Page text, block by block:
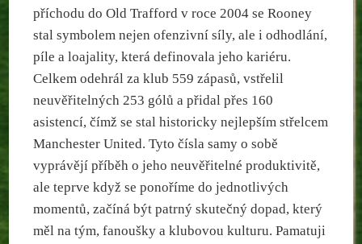
příchodu do Old Trafford v roce 2004 se Rooney
stal symbolem nejen ofenzivní síly, ale i odhodlání,
píle a loajality, která definovala jeho kariéru.
Celkem odehrál za klub 559 zápasů, vstřelil
neuvěřitelných 253 gólů a přidal přes 160
asistencí, čímž se stal historicky nejlepším střelcem
Manchester United. Tyto čísla samy o sobě
vyprávějí příběh o jeho neuvěřitelné produktivitě,
ale teprve když se ponoříme do jednotlivých
momentů, začíná být patrný skutečný dopad, který
měl na tým, fanoušky a klubovou kulturu. Pamatuji